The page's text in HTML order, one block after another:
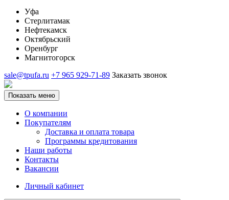
Уфа
Стерлитамак
Нефтекамск
Октябрьский
Оренбург
Магнитогорск
sale@tpufa.ru +7 965 929-71-89 Заказать звонок
Показать меню
О компании
Покупателям
Доставка и оплата товара
Программы кредитования
Наши работы
Контакты
Вакансии
Личный кабинет